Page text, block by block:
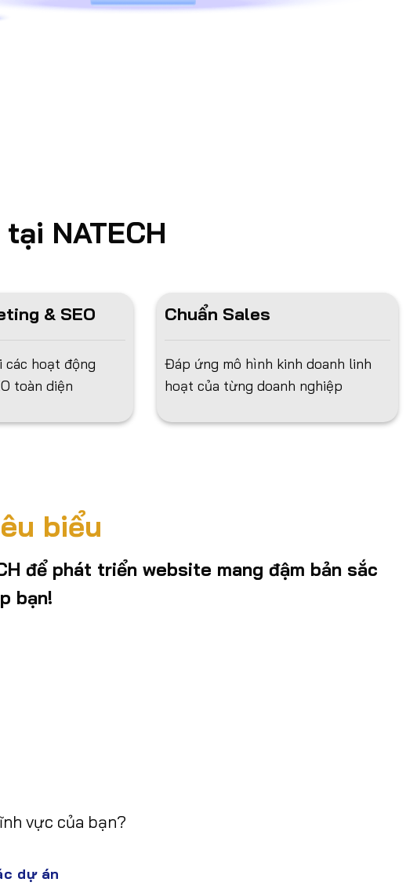
tại NATECH
& SEO
hoạt động
toàn diện
Chuẩn Sales
Đáp ứng mô hình kinh doanh linh
hoạt của từng doanh nghiệp
biểu
để phát triển website mang đậm bản sắc
bạn!
vực của bạn?
dự án